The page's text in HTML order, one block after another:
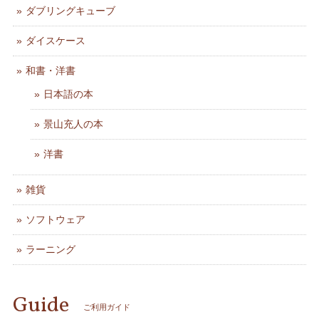
ダブリングキューブ
ダイスケース
和書・洋書
日本語の本
景山充人の本
洋書
雑貨
ソフトウェア
ラーニング
Guide ご利用ガイド